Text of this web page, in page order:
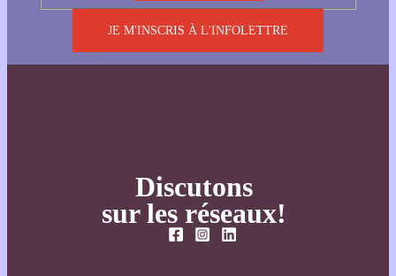
JE M'INSCRIS À L'INFOLETTRE
Discutons
sur les réseaux!